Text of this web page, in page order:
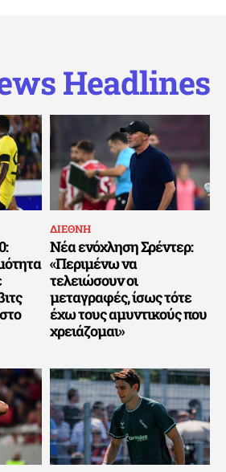
Headlines
ΔΙΕΘΝΗ
Νέα ενόχληση Σρέντερ:
«Περιμένω να
τελειώσουν οι
μεταγραφές, ίσως τότε
έχω τους αμυντικούς που
χρειάζομαι»